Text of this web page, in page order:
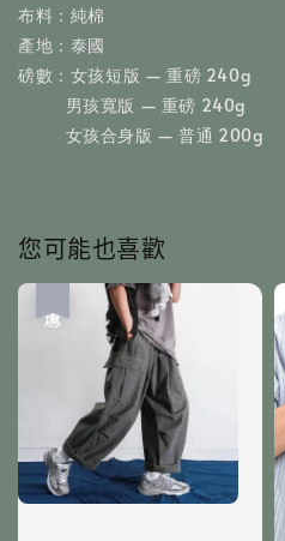
布料：純棉
產地：泰國
磅數：女孩短版 — 重磅 240g
           男孩寬版 — 重磅 240g
           女孩合身版 — 普通 200g
您可能也喜歡